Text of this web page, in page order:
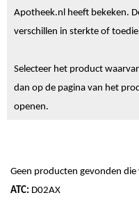
Apotheek.nl heeft bekeken.
verschillen in sterkte of
Selecteer het product
dan op de pagina van het
openen.
Geen producten gevonden
ATC: D02AX